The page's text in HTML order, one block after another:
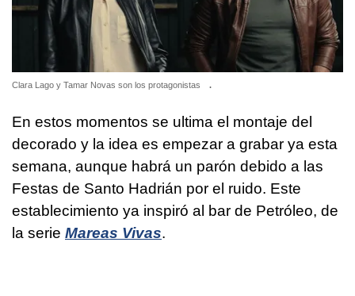
Clara Lago y Tamar Novas son los protagonistas .
En estos momentos se ultima el montaje del
decorado y la idea es empezar a grabar ya esta
semana, aunque habrá un parón debido a las
Festas de Santo Hadrián por el ruido. Este
establecimiento ya inspiró al bar de Petróleo, de
la serie Mareas Vivas.